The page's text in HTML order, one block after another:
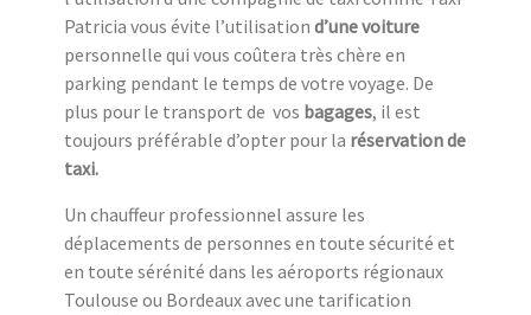
Patricia vous évite l’utilisation d’une voiture
personnelle qui vous coûtera très chère en
parking pendant le temps de votre voyage. De
plus pour le transport de vos bagages, il est
toujours préférable d’opter pour la réservation de
taxi.
Un chauffeur professionnel assure les
déplacements de personnes en toute sécurité et
en toute sérénité dans les aéroports régionaux
Toulouse ou Bordeaux avec une tarification